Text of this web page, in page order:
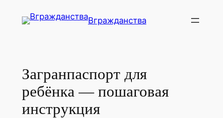
Вгражданства
Загранпаспорт для
ребёнка — пошаговая
инструкция